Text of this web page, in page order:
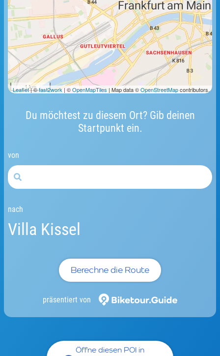
Du möchtest zu diesem Ort? Gib deinen
Startpunkt ein.
von
nach
Villa Kissel
Berechne die Route
präsentiert von
1 km
Leaflet| ©fast2work | ©OpenMapTiles | Map data ©OpenStreetMapcontributors.
Öffne diesen POI in